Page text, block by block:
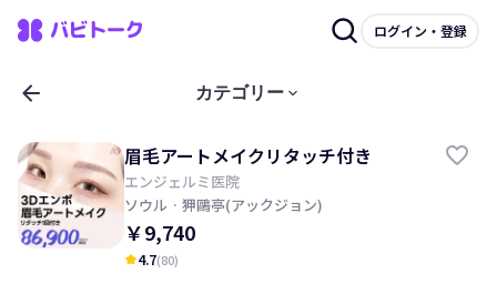
ログイン・登録
arrow_back カテゴリー keyboard_arrow_down
眉毛アートメイクリタッチ付き
エンジェルミ医院
ソウル · 狎鷗亭(アックジョン)
￥9,740
kid_star4.7(80)